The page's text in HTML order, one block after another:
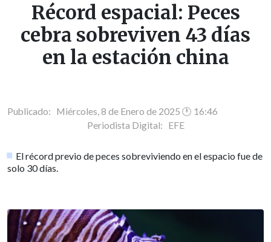
Récord espacial: Peces
cebra sobreviven 43 días
en la estación china
Publicado: Miércoles, 8 de Enero de 2025 🕐 16:46
Periodista Digital: EFE
El récord previo de peces sobreviviendo en el espacio fue de
solo 30 días.